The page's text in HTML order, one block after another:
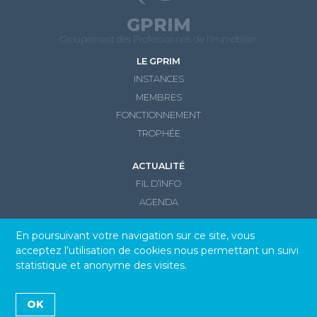
GPRIM
Groupement des Professionnels de l'Immobilier
LE GPRIM
INSTANCES
MEMBRES
FONCTIONNEMENT
TROPHÉE
ACTUALITÉ
FIL D’INFO
AGENDA
CONTACT
© GPRIM 2026
En poursuivant votre navigation sur ce site, vous
acceptez l’utilisation de cookies nous permettant un suivi
statistique et anonyme des visites.
OK